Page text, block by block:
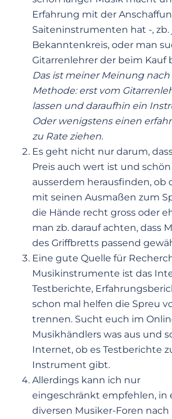
Erfahrung mit der
Saiteninstrumenten hat -,
Bekanntenkreis, oder man
Gitarrenlehrer der beim Kauf
Dasist meiner Meinung nach
Methode: erst vom
lassen und daraufhin ein
Oder wenigstens einen
zu Rate ziehen.
Es geht nicht nur darum,
Preis auch wert ist und
ausserdem herausfinden, ob
mit seinen Ausmaßen zum
die Hände recht gross oder
man zb. darauf achten, dass
des Griffbretts passend
Eine gute Quelle für
Musikinstrumente ist das
Testberichte,
schon mal helfen die Spreu
trennen. Sucht euch im
Musikhändlers was aus und
Internet, ob es Testberichte
Instrument gibt.
Allerdings kann ich nur
eingeschränkt empfehlen, in
diversen Musiker-Foren nach